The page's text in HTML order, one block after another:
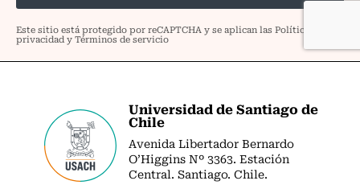
Universidad de Santiago de
Chile
Avenida Libertador Bernardo
O’Higgins Nº 3363. Estación
Central. Santiago. Chile.